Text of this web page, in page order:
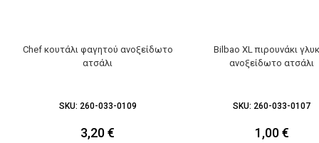
Chef κουτάλι φαγητού ανοξείδωτο
ατσάλι
SKU: 260-033-0109
3,20€
Bilbao XL πιρουνάκι
ανοξείδωτο ατσάλι
SKU: 260-033-0107
1,00€